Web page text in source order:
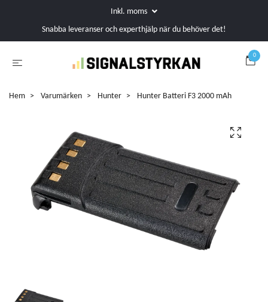
Inkl. moms
Snabba leveranser och experthjälp när du behöver det!
0
Hem Varumärken Hunter Hunter Batteri F3 2000 mAh